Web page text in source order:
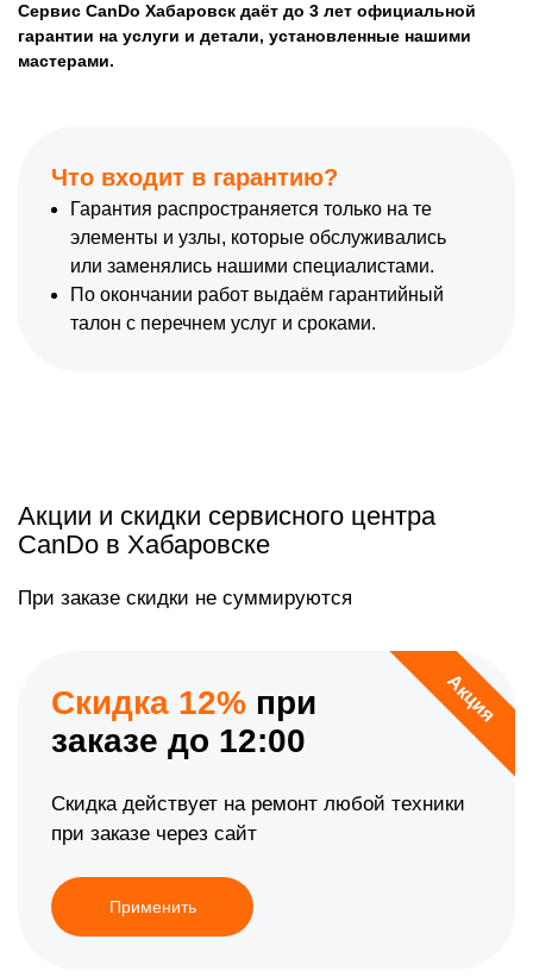
Сервис CanDo Хабаровск даёт до 3 лет официальной
гарантии на услуги и детали, установленные нашими
мастерами.
Что входит в гарантию?
Гарантия распространяется только на те
элементы и узлы, которые обслуживались
или заменялись нашими специалистами.
По окончании работ выдаём гарантийный
талон с перечнем услуг и сроками.
Акции и скидки сервисного центра
CanDo в Хабаровске
При заказе скидки не суммируются
Акция
Скидка 12% при
заказе до 12:00
Скидка действует на ремонт любой техники
при заказе через сайт
Применить